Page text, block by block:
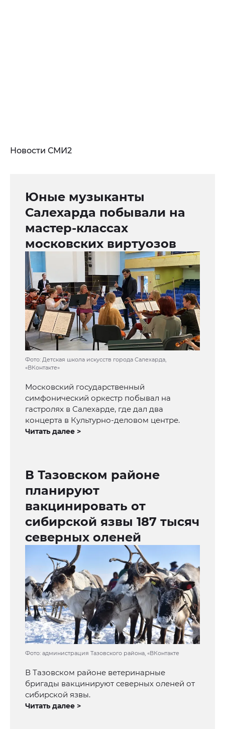
Новости СМИ2
Юные музыканты
Салехарда побывали на
мастер-классах
московских виртуозов
Фото: Детская школа искусств города Салехарда,
«ВКонтакте»
Московский государственный
симфонический оркестр побывал на
гастролях в Салехарде, где дал два
концерта в Культурно-деловом центре.
Читать далее >
В Тазовском районе
планируют
вакцинировать от
сибирской язвы 187 тысяч
северных оленей
Фото: администрация Тазовского района, «ВКонтакте
В Тазовском районе ветеринарные
бригады вакцинируют северных оленей от
сибирской язвы.
Читать далее >